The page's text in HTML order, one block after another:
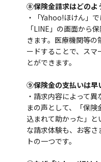
⑧保険金請求はどのよ
・「Yahoo!ほけん」
「LINE」の画面から
きます。医療機関等
ードすることで、スマ
とができます。
⑨保険金の支払いは早
・請求内容によって
まの声として、「保険
込まれて助かった」
な請求体験も、お客
トの一つです。